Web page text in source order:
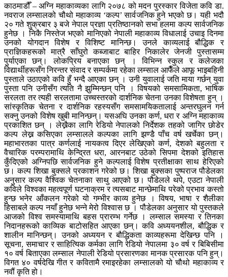
काठमाडौँ – अग्नि महाकाव्यका लागि २०७८ को मदन पुरस्कार विजेता कवि डा.
नवराज लम्सालको चौथो महाकाव्य ‘कल्प’ सार्वजनिक हुने भएको छ। यही भदौ
२० गते शुक्रबार ३ बजे नेपाल प्रज्ञा प्रतिष्ठानको सभा हलमा कल्प सार्वजनिक
हुनेछ । निकै निस्तेज भएको मानिएको नेपाली महाकाव्य विधालाई उचाइ दिनमा
उनको योगदान विशेष र विशिष्ट मानिन्छ। उनले काव्यलाई बौद्धिक र
प्राज्ञिकहरूको मात्रै साँघुरो कब्जाबाट बाहिर निकालेर जेनजी पुस्तासम्म
पुर्याएका छन्। लोकप्रिय बनाएका छन् । विभिन्न स्कुल र कलेजका
विद्यार्थीहरूसँग निरन्तर संवाद र सम्पर्कमा रहेका लम्साल आफैँले आफू भाइबहिनी
पुस्ताले उठाएको कवि हुँ भन्दै आएका छन् । उनी युवालाई जति माया गर्छन् युवा
पुस्ता पनि उनीसँग त्यति नै झुम्मिन्छन् पनि । विषयको समसामिकता, भाषिक
सरलता तर त्यही सरलतामा उच्चस्तरको दार्शनिक चेतना उनका विशेषता हुन् ।
सांस्कृतिक चेतना र दार्शनिक रहस्यसँग समसामयिकतालाई अन्तरघुलन गर्न
सक्नु उनको विशेष खुबी मानिन्छन्। यसअघि उनका कर्ण, धरा र अग्नि महाकाव्य
प्रकाशित छन् । लेख्नैका लागि रेडियो नेपालको निर्देशक तहको जागिर छोडेर
कल्प लेख्न कसिएका लम्सालले कल्पका लागि झण्डै पाँच वर्ष खर्चेका छन्।
महाभारतका पात्र कर्णलाई नायकत्व दिएर लेखिएको कर्ण, देशको बहुलता र
वैचारिक परम्परामाथि केन्द्रित धरा, आरनबाट उठेको सिपमा देशको इतिहास
कुँदिएको अग्निपछि सार्वजनिक हुने कल्पलाई विशेष प्रतीक्षाका साथ हेरिएको
छ। कल्प शिखा बुक्सले प्रकाशन गरेको छ। शिखा बुक्सका पुष्पराज पौडेलका
अनुसार कल्प वैश्विक चेतनाका साथु आएको छ। पौडेलले थपे, एउटा नेपाली
कविले विश्वका महत्वपूर्ण घटनाक्रम र त्यसबाट मान्छेमाथि परेको प्रभाव कस्तो
हुन्छ भनेर आँकलन गरेको यो गम्भीर काव्य हुनेछ । विषय, भाषा र शैलीका
हिसाबले कल्प नयाँ हुनेछ भन्ने मेरो विश्वास छ । पौडेलका अनुसार यो पुस्तकले
आजको विश्व समस्यामाथि बहस प्रारम्भ गर्नेछ । लम्साल समस्या र तिनका
निदानहरूको काव्यिक बाटोसहित आएका छन्। कवि अध्ययनशील, बौद्धिक र
शालीन मानिन्छन्। उनको अध्ययन र बौद्धिकता काव्यहरूमा देखिन्छ पनि ।
सूचना, समाचार र साहित्यिक कर्मका लागि रेडियो नेपालमा ३० वर्ष र बिबिसीमा
१० वर्ष बिताएका लम्साल नेपाली रेडियो प्रसारणका मानक प्रसारक पनि हुन्।
विगत ४० वर्षदेखि गीत र कवितामै रमाइरहेका लम्सालको यो चौथो महाकाव्य र
नवौं कृति हो।